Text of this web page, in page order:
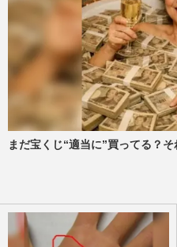
週刊女性PRIME
【2026年】
有村架純＆
週刊女性2026年1
【2025年
まだ宝くじ“適当に”買ってる？